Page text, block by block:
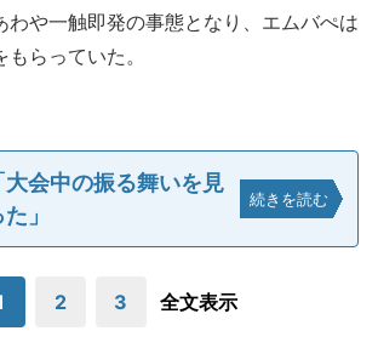
わや一触即発の事態となり、エムバぺは
らっていた。
会中の振る舞いを見
」
続きを読む
2 3 全文表示